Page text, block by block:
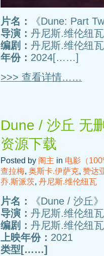
片名：
《Dune: Part
导演： 丹尼斯.维伦纽瓦
编剧： 丹尼斯.维伦纽
年份： 2024[……]
>>> 查看详情……
Dune / 沙丘 无
资源下载
Posted by 阁主 in 电影（
查拉梅, 奥斯卡.伊萨克, 赞达
乔.斯派茨, 丹尼斯.维伦纽瓦
片名：
《Dune / 沙丘》
导演： 丹尼斯.维伦纽瓦
编剧： 丹尼斯.维伦纽
上映年份： 2021
类型[……]